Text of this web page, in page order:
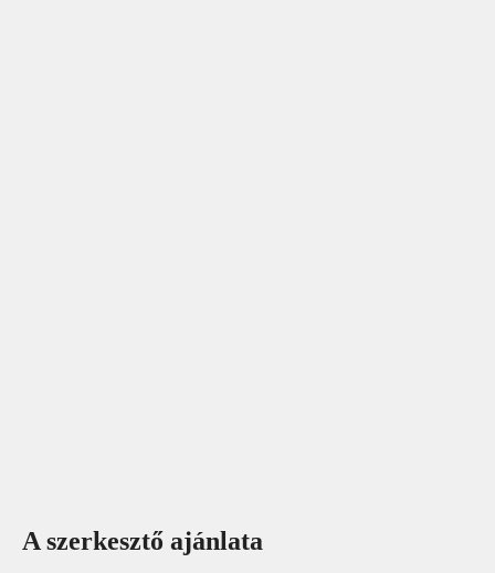
A szerkesztő ajánlata